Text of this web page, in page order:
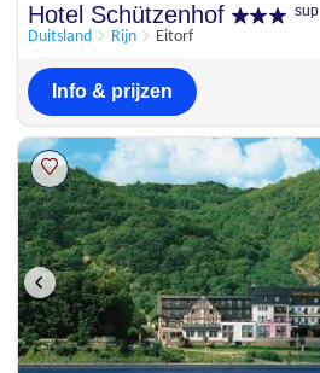
Hotel Schützenhof sup
Duitsland Rijn Eitorf
Info & prijzen